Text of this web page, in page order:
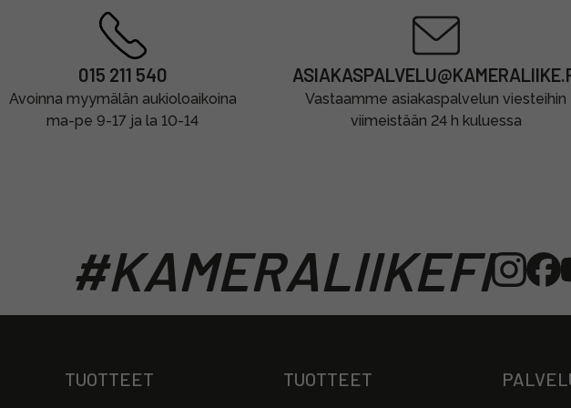
015 211 540
Avoinna myymälän aukioloaikoina
ma-pe 9-17 ja la 10-14
Vastaamme asiakaspalvelun viesteihin
viimeistään 24 h kuluessa
#KAMERALIIKEFI
TUOTTEET TUOTTEET